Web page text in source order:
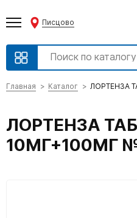
Писцово
Главная Каталог ЛОРТЕНЗА
ЛОРТЕНЗА
10МГ+100МГ